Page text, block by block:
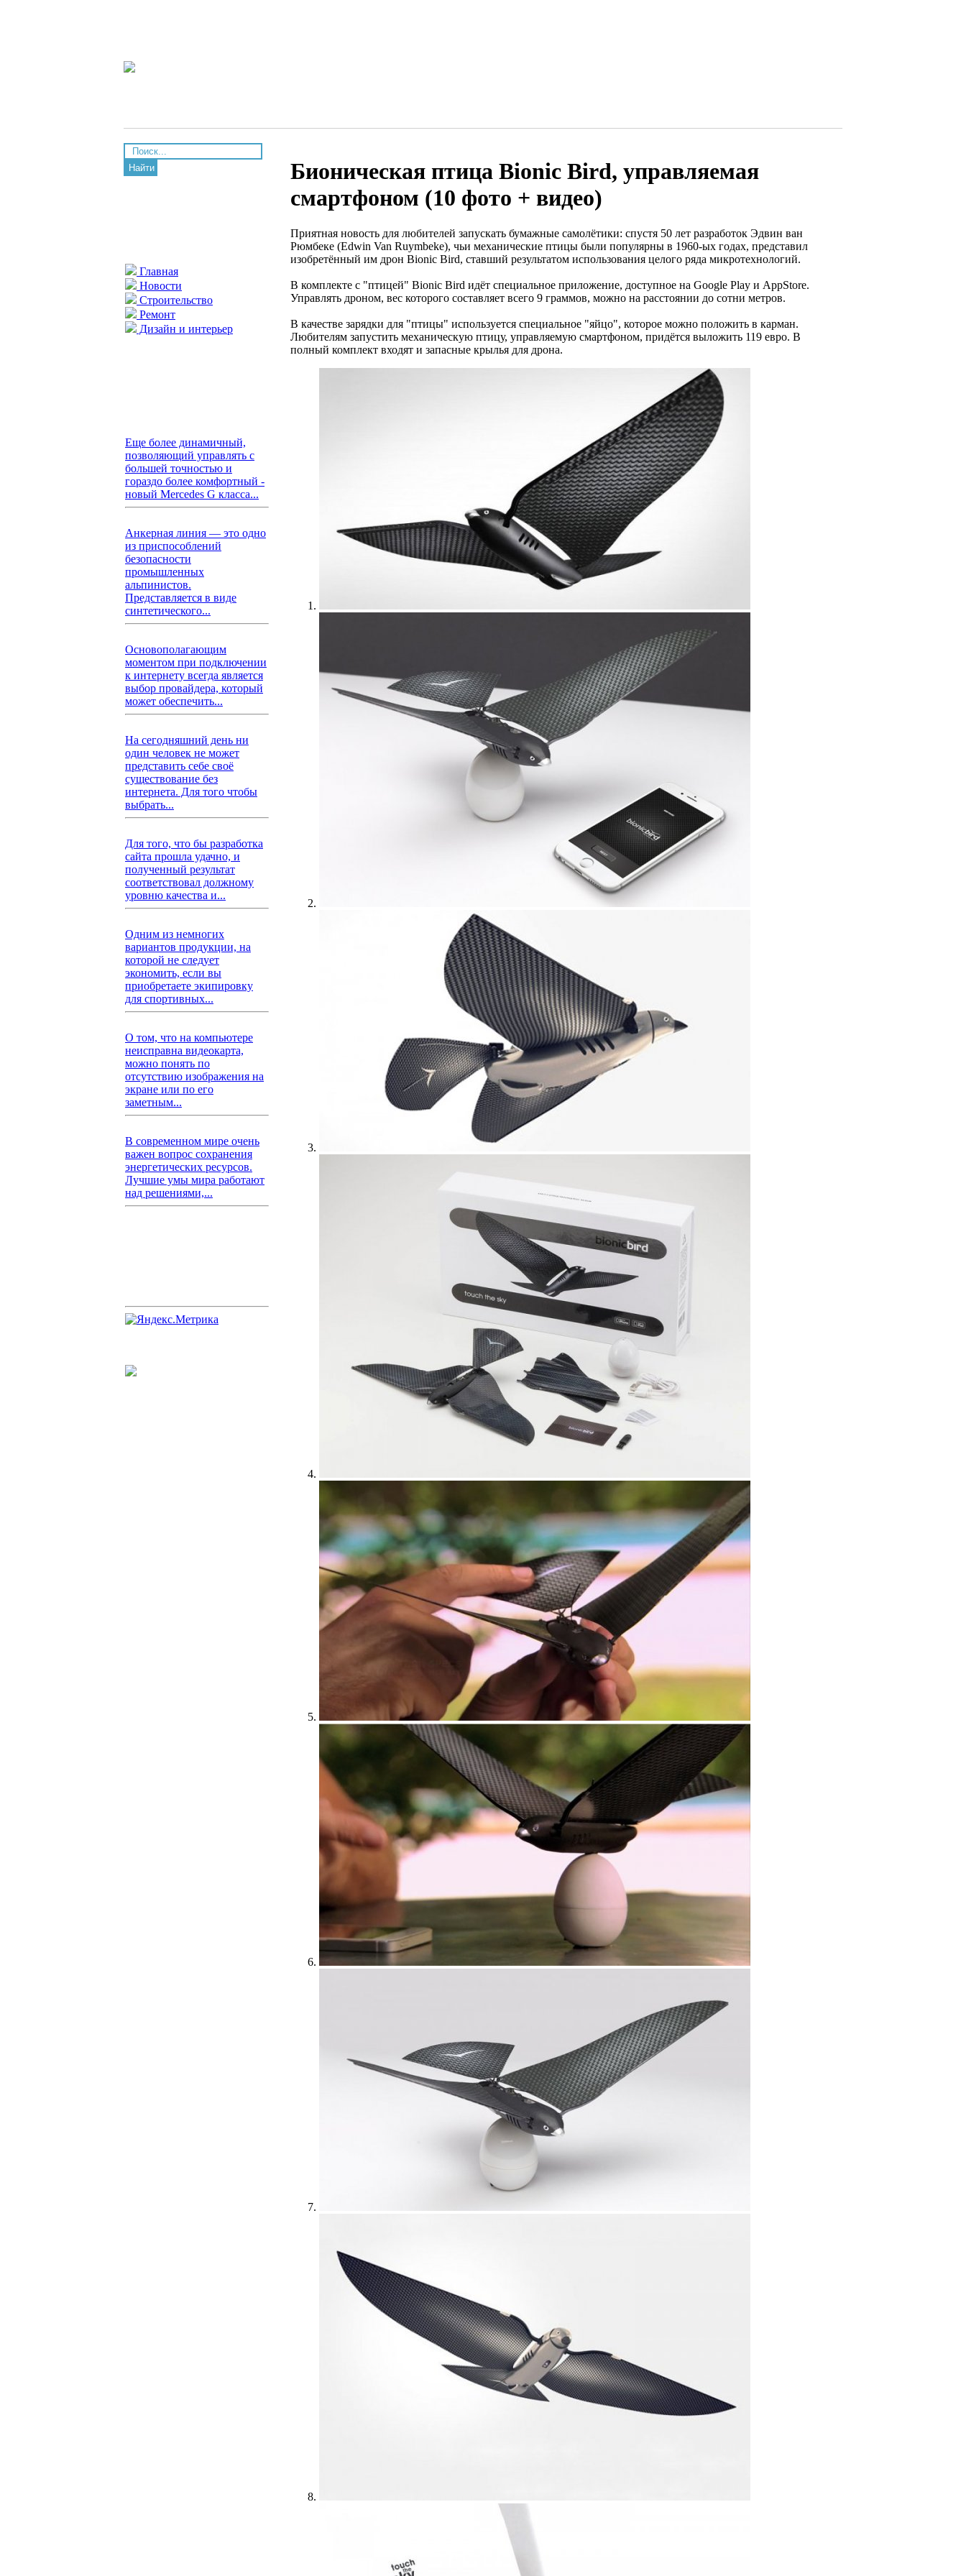
Найти
Главная
Новости
Строительство
Ремонт
Дизайн и интерьер
Еще более динамичный,
позволяющий управлять с
большей точностью и
гораздо более комфортный -
новый Mercedes G класса...
Анкерная линия — это одно
из приспособлений
безопасности
промышленных
альпинистов.
Представляется в виде
синтетического...
Основополагающим
моментом при подключении
к интернету всегда является
выбор провайдера, который
может обеспечить...
На сегодняшний день ни
один человек не может
представить себе своё
существование без
интернета. Для того чтобы
выбрать...
Для того, что бы разработка
сайта прошла удачно, и
полученный результат
соответствовал должному
уровню качества и...
Одним из немногих
вариантов продукции, на
которой не следует
экономить, если вы
приобретаете экипировку
для спортивных...
О том, что на компьютере
неисправна видеокарта,
можно понять по
отсутствию изображения на
экране или по его
заметным...
В современном мире очень
важен вопрос сохранения
энергетических ресурсов.
Лучшие умы мира работают
над решениями,...
Бионическая птица Bionic Bird, управляемая
смартфоном (10 фото + видео)
Приятная новость для любителей запускать бумажные самолётики: спустя 50 лет разработок Эдвин ван
Рюмбеке (Edwin Van Ruymbeke), чьи механические птицы были популярны в 1960-ых годах, представил
изобретённый им дрон Bionic Bird, ставший результатом использования целого ряда микротехнологий.
В комплекте с "птицей" Bionic Bird идёт специальное приложение, доступное на Google Play и AppStore.
Управлять дроном, вес которого составляет всего 9 граммов, можно на расстоянии до сотни метров.
В качестве зарядки для "птицы" используется специальное "яйцо", которое можно положить в карман.
Любителям запустить механическую птицу, управляемую смартфоном, придётся выложить 119 евро. В
полный комплект входят и запасные крылья для дрона.